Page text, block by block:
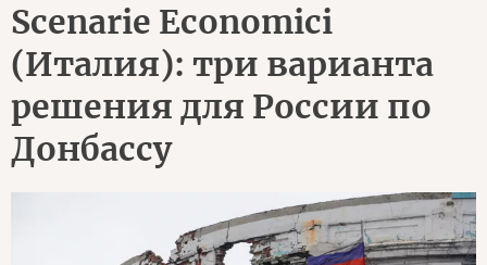
Scenarie Economici
(Италия): три варианта
решения для России по
Донбассу